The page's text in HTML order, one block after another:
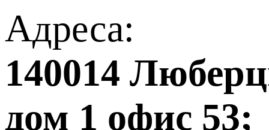
Адреса:
140014
дом 1 офис 53;